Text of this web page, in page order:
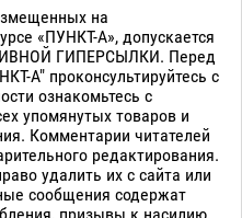
на
«ПУНКТ-А», допускается
ГИПЕРСЫЛКИ. Перед
А" проконсультируйтесь с
ознакомьтесь с
упомянутых товаров и
Комментарии читателей
редактирования.
удалить их с сайта или
сообщения содержат